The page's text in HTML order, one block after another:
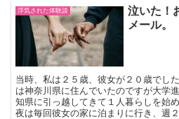
浮気された体験談
泣いた！
メール。
当時、私は２５歳、彼女が２０歳でし
は神奈川県に住んでいたのですが大学
知県に引っ越してきて１人暮らしを始
夜は毎回彼女の家に泊まりに行き、週２